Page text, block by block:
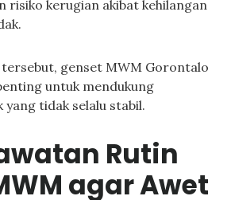
risiko kerugian akibat kehilangan
tersebut, genset MWM Gorontalo
untuk mendukung
tidak selalu stabil.
Rutin
agar Awet